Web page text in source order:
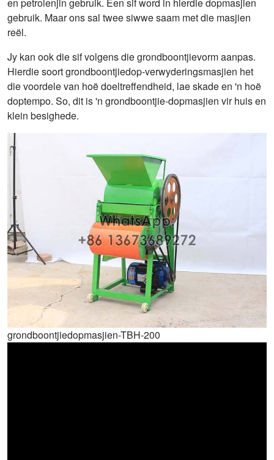
gebruik. Maar ons sal twee siwwe saam met die masjien
reël.
Jy kan ook die sif volgens die grondboontjievorm aanpas.
Hierdie soort grondboontjiedop-verwyderingsmasjien het
die voordele van hoë doeltreffendheid, lae skade en 'n hoë
doptempo. So, dit is 'n grondboontjie-dopmasjien vir huis en
klein besighede.
grondboontjiedopmasjien-TBH-200